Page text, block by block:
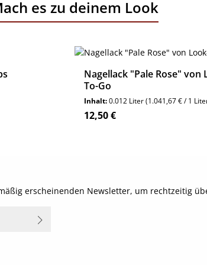
es zu deinem Look
Nagellack "Pale Rose" von
To-Go
Inhalt:0.012 Liter(1.041,67 € / 1
Regulärer Preis:
12,50 €
erscheinenden Newsletter, um rechtzeitig